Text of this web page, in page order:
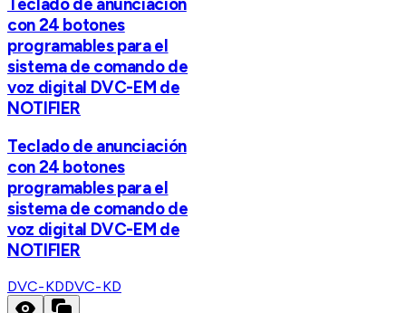
Teclado de anunciación
con 24 botones
programables para el
sistema de comando de
voz digital DVC-EM de
NOTIFIER
Teclado de anunciación
con 24 botones
programables para el
sistema de comando de
voz digital DVC-EM de
NOTIFIER
DVC-KDDVC-KD